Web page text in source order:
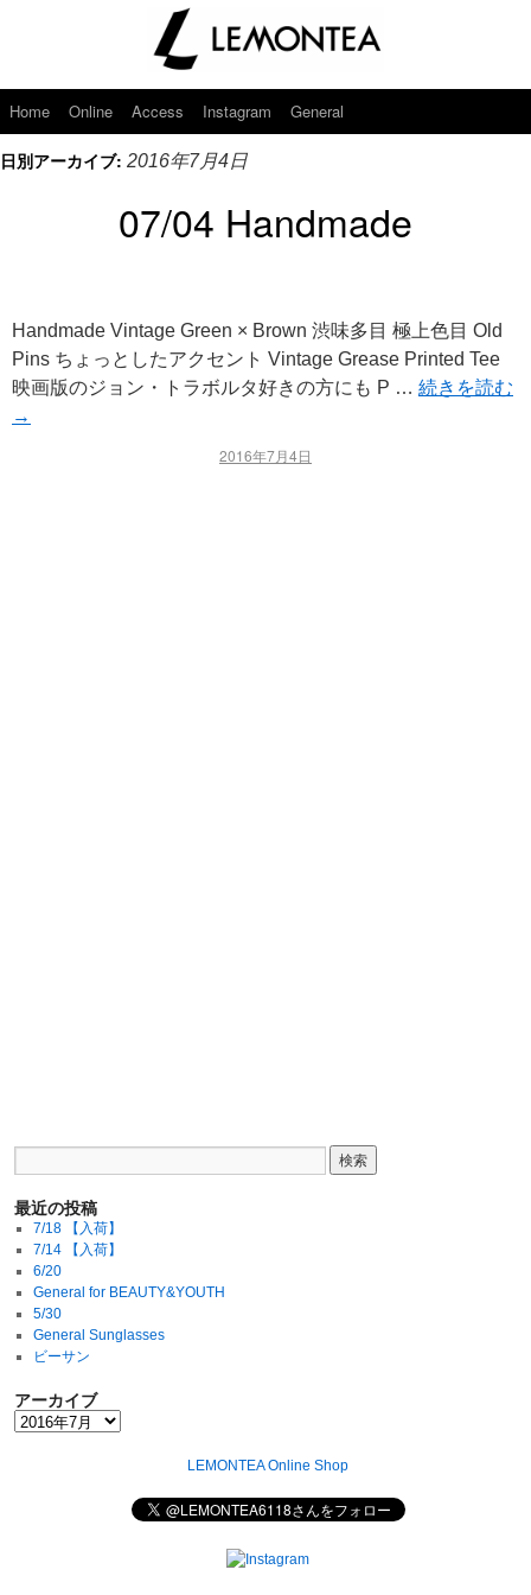
Home Online Access Instagram General
日別アーカイブ: 2016年7月4日
07/04 Handmade
Handmade Vintage Green × Brown 渋味多目 極上色目 Old
Pins ちょっとしたアクセント Vintage Grease Printed Tee
映画版のジョン・トラボルタ好きの方にも P … 続きを読む
→
2016年7月4日
最近の投稿
7/18 【入荷】
7/14 【入荷】
6/20
General for BEAUTY&YOUTH
5/30
General Sunglasses
ビーサン
アーカイブ
LEMONTEA Online Shop